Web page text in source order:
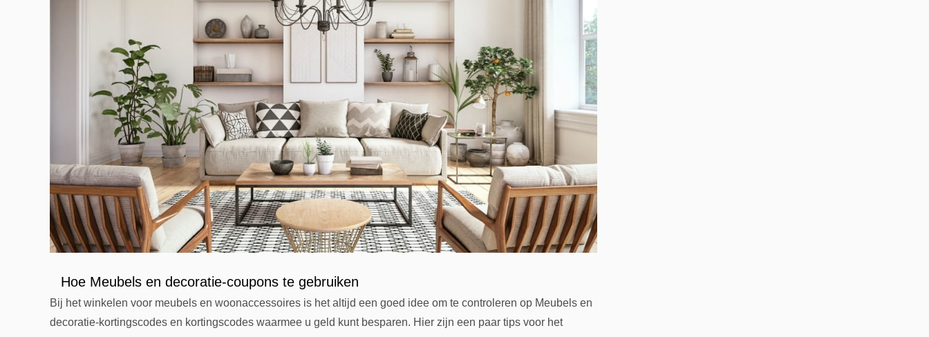
Hoe Meubels en decoratie-coupons te gebruiken
Bij het winkelen voor meubels en woonaccessoires is het altijd een goed idee om te controleren op Meubels en
decoratie-kortingscodes en kortingscodes waarmee u geld kunt besparen. Hier zijn een paar tips voor het